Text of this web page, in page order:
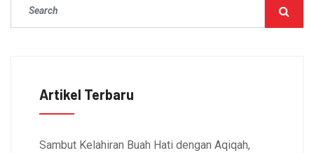
Artikel Terbaru
Sambut Kelahiran Buah Hati dengan Aqiqah,